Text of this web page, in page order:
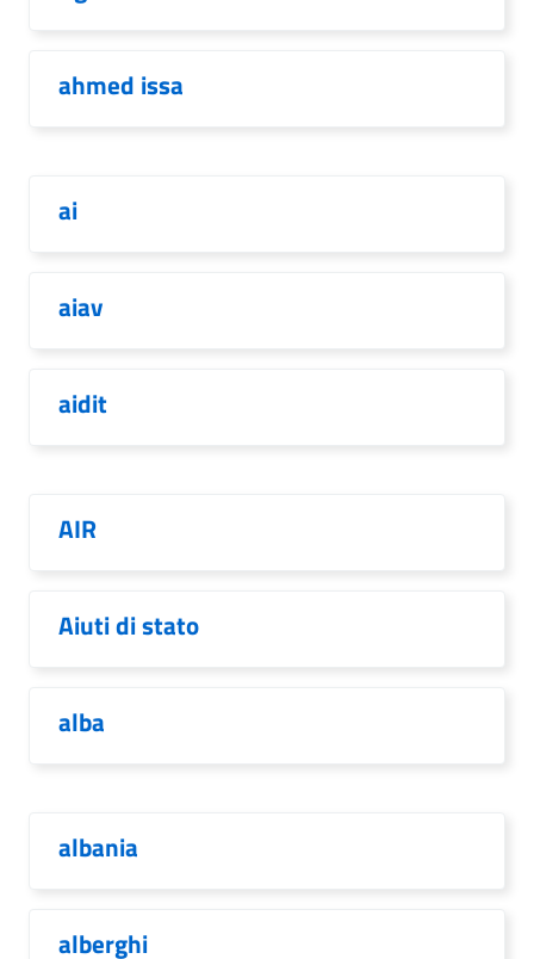
ahmed issa
ai
aiav
aidit
AIR
Aiuti di stato
alba
albania
alberghi